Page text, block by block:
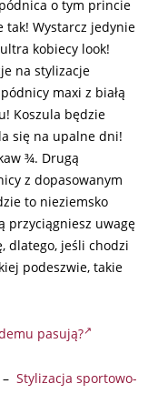
o tym princie
tak! Wystarcz jedynie
kobiecy look!
na stylizacje
maxi z białą
Koszula będzie
się na upalne dni!
¾. Drugą
z dopasowanym
to nieziemsko
przyciągniesz uwagę
dlatego, jeśli chodzi
podeszwie, takie
pasują?
– Stylizacja sportowo-